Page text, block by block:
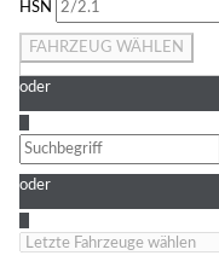
HSN
FAHRZEUG WÄHLEN
oder
oder